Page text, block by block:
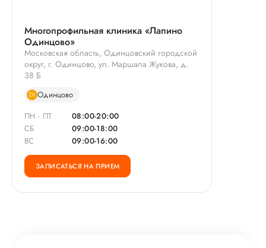
Многопрофильная клиника «Лапино
Одинцово»
Московская область, Одинцовский городской
округ, г. Одинцово, ул. Маршала Жукова, д.
38 Б
D1 Одинцово
ПН - ПТ
08:00-20:00
СБ
09:00-18:00
ВС
09:00-16:00
ЗАПИСАТЬСЯ НА ПРИЕМ